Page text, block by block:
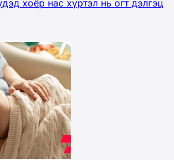
хоёр нас хүртэл нь огт дэлгэц